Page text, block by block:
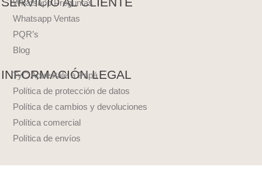
Whatsapp Preguntas
Whatsapp Ventas
PQR’s
Blog
INFORMACIÓN LEGAL
TyC Apuéstale a Papá
Política de protección de datos
Política de cambios y devoluciones
Política comercial
Política de envíos